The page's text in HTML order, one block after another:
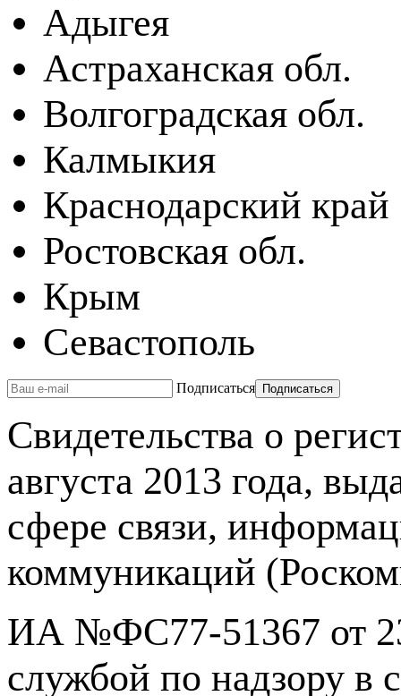
Адыгея
Астраханская обл.
Волгоградская обл.
Калмыкия
Краснодарский край
Ростовская обл.
Крым
Севастополь
Подписаться
Свидетельства о
августа 2013 года,
сфере связи,
коммуникаций
ИА №ФС77-51367 от 23
службой по надзору в